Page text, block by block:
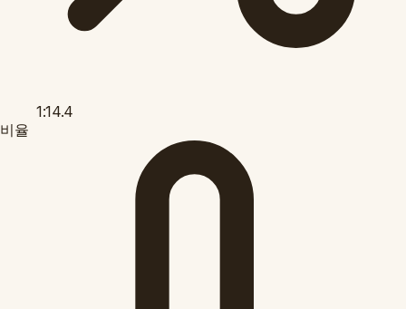
1:14.4
비율